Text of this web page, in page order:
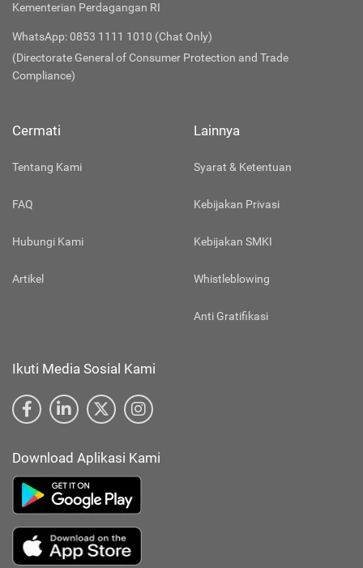
Kementerian Perdagangan RI
WhatsApp: 0853 1111 1010 (Chat Only)
(Directorate General of Consumer Protection and Trade
Compliance)
Cermati
Tentang Kami
FAQ
Hubungi Kami
Artikel
Lainnya
Syarat & Ketentuan
Kebijakan Privasi
Kebijakan SMKI
Whistleblowing
Anti Gratifikasi
Ikuti Media Sosial Kami
Download Aplikasi Kami